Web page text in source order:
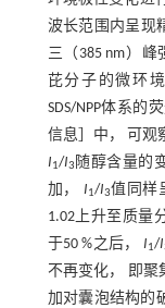
波长范围内呈现
三（385 nm）峰
芘分子的微环
SDS/NPP体系的
信息］中， 可观
I1/I3 随醇含量的
加， I1/I3值同样
1.02上升至质量
于50 %之后，I1/I
不再变化， 即聚
加对囊泡结构的